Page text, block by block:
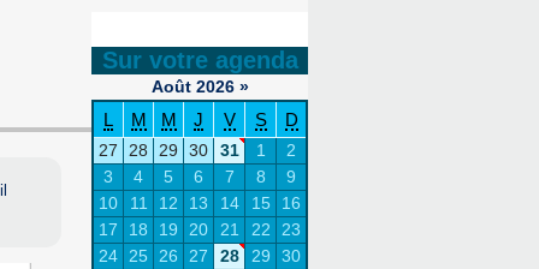
Sur votre agenda
Août 2026 »
L M M J V S D
27 28 29 30 31 1
2
3
4 5 6 7 8
9
10
11 12 13 14 15
16
17
18 19 20 21 22
23
24
25 26 27 28 29
30